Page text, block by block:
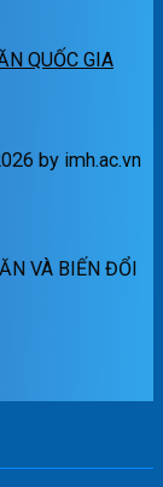
QUỐC GIA
by imh.ac.vn
VÀ BIẾN ĐỔI